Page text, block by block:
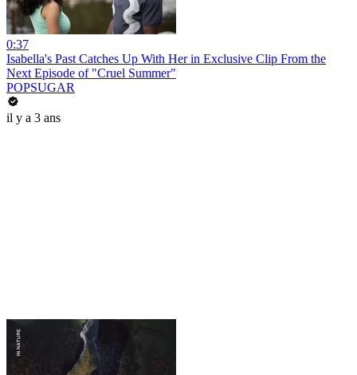
0:37
Isabella's Past Catches Up With Her in Exclusive Clip From the
Next Episode of "Cruel Summer"
POPSUGAR
il y a 3 ans